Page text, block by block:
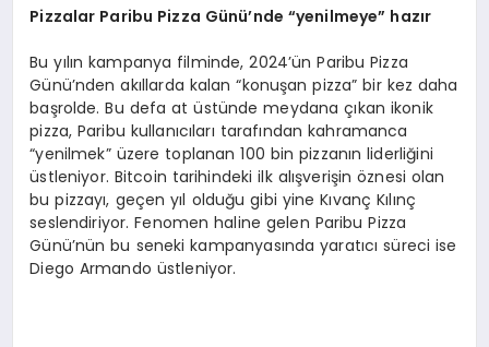
Pizzalar Paribu Pizza Günü’nde “yenilmeye” hazır
Bu yılın kampanya filminde, 2024’ün Paribu Pizza
Günü’nden akıllarda kalan “konuşan pizza” bir kez daha
başrolde. Bu defa at üstünde meydana çıkan ikonik
pizza, Paribu kullanıcıları tarafından kahramanca
“yenilmek” üzere toplanan 100 bin pizzanın liderliğini
üstleniyor. Bitcoin tarihindeki ilk alışverişin öznesi olan
bu pizzayı, geçen yıl olduğu gibi yine Kıvanç Kılınç
seslendiriyor. Fenomen haline gelen Paribu Pizza
Günü’nün bu seneki kampanyasında yaratıcı süreci ise
Diego Armando üstleniyor.